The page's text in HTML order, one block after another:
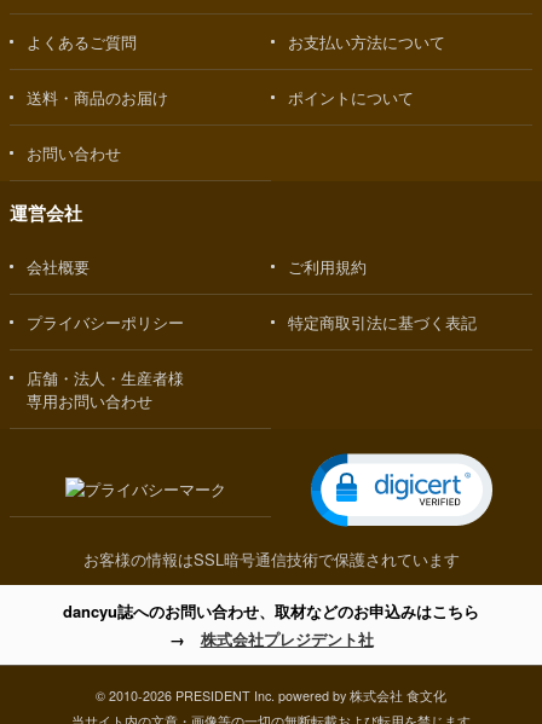
よくあるご質問 お支払い方法について
送料・商品のお届け ポイントについて
お問い合わせ
運営会社
会社概要 ご利用規約
プライバシーポリシー 特定商取引法に基づく表記
店舗・法人・生産者様
専用お問い合わせ
お客様の情報はSSL暗号通信技術で保護されています
dancyu誌へのお問い合わせ、取材などのお申込みはこちら
→ 株式会社プレジデント社
© 2010-2026 PRESIDENT Inc. powered by 株式会社 食文化